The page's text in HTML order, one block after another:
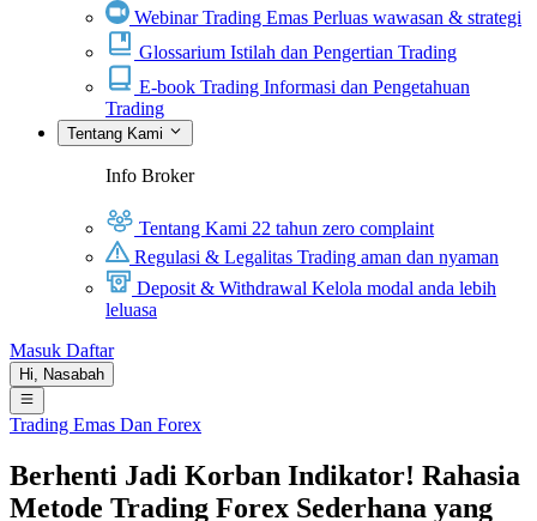
Webinar Trading Emas Perluas wawasan & strategi
Glossarium Istilah dan Pengertian Trading
E-book Trading Informasi dan Pengetahuan
Trading
Tentang Kami
Info Broker
Tentang Kami 22 tahun zero complaint
Regulasi & Legalitas Trading aman dan nyaman
Deposit & Withdrawal Kelola modal anda lebih
leluasa
Masuk Daftar
Hi, Nasabah
Trading Emas Dan Forex
Berhenti Jadi Korban Indikator! Rahasia
Metode Trading Forex Sederhana yang